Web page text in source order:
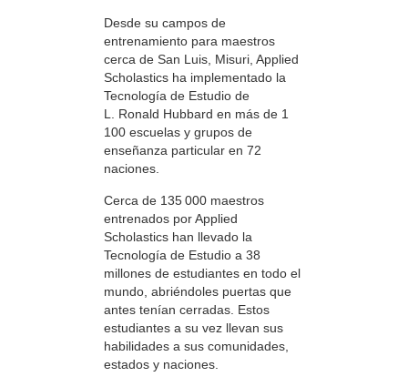
Desde su campos de
entrenamiento para maestros
cerca de San Luis, Misuri, Applied
Scholastics ha implementado la
Tecnología de Estudio de
L. Ronald Hubbard en más de 1
100 escuelas y grupos de
enseñanza particular en 72
naciones.
Cerca de 135 000 maestros
entrenados por Applied
Scholastics han llevado la
Tecnología de Estudio a 38
millones de estudiantes en todo el
mundo, abriéndoles puertas que
antes tenían cerradas. Estos
estudiantes a su vez llevan sus
habilidades a sus comunidades,
estados y naciones.